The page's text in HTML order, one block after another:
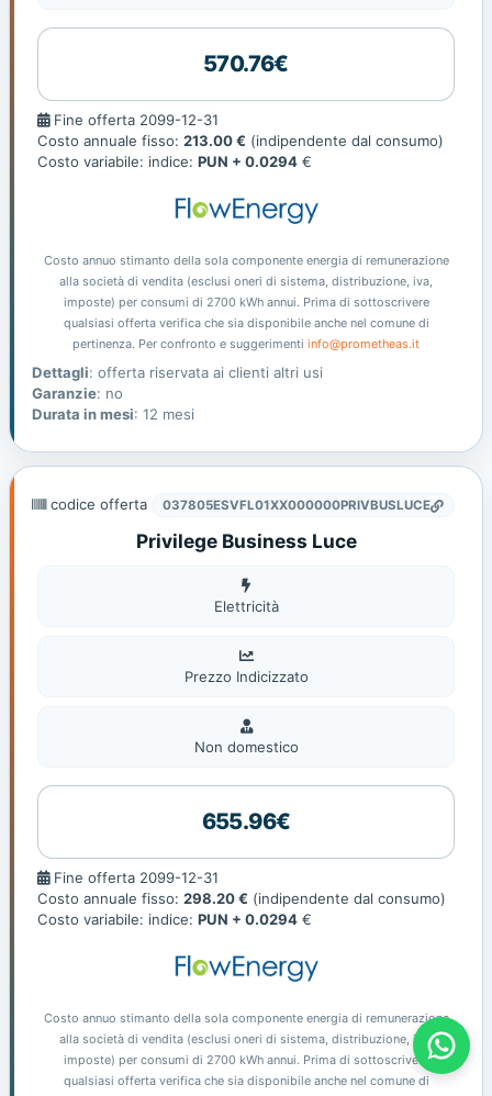
570.76€
Fine
offerta
Fine offerta 2099-12-31
Costo annuale fisso: 213.00 € (indipendente dal consumo)
Costo variabile: indice: PUN + 0.0294 €
Costo annuo stimanto della sola componente energia di remunerazione
alla società di vendita (esclusi oneri di sistema, distribuzione, iva,
imposte) per consumi di 2700 kWh annui. Prima di sottoscrivere
qualsiasi offerta verifica che sia disponibile anche nel comune di
pertinenza. Per confronto e suggerimenti info@prometheas.it
Dettagli: offerta riservata ai clienti altri usi
Garanzie: no
Durata in mesi: 12 mesi
codice offerta 037805ESVFL01XX000000PRIVBUSLUCE
Privilege Business Luce
Elettricità
Elettricità
Prezzo Indicizzato
Non
domestic
Non domestico
655.96€
Fine
offerta
Fine offerta 2099-12-31
Costo annuale fisso: 298.20 € (indipendente dal consumo)
Costo variabile: indice: PUN + 0.0294 €
Costo annuo stimanto della sola componente energia di remunerazione
alla società di vendita (esclusi oneri di sistema, distribuzione, iva,
imposte) per consumi di 2700 kWh annui. Prima di sottoscrivere
qualsiasi offerta verifica che sia disponibile anche nel comune di
Offerte Gas E Luce - Prometheas